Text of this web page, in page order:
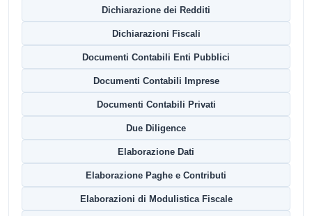
Dichiarazione dei Redditi
Dichiarazioni Fiscali
Documenti Contabili Enti Pubblici
Documenti Contabili Imprese
Documenti Contabili Privati
Due Diligence
Elaborazione Dati
Elaborazione Paghe e Contributi
Elaborazioni di Modulistica Fiscale